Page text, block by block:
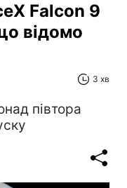
Falcon 9
відомо
3 хв
півтора